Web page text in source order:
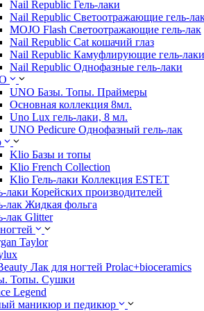
Nail Republic Гель-лаки
Nail Republic Светоотражающие гель-
MOJO Flash Светоотражающие гель-лак
Nail Republic Cat кошачий глаз
Nail Republic Камуфлирующие гель-лаки
Nail Republic Однофазные гель-лаки
UNO Базы. Топы. Праймеры
Основная коллекция 8мл.
Uno Lux гель-лаки, 8 мл.
UNO Pedicure Однофазный гель-лак
Klio Базы и топы
Klio French Collection
Klio Гель-лаки Коллекция ESTET
лаки Корейских производителей
лак Жидкая фольга
лак Glitter
Taylor
Лак для ногтей Prolac+bioceramics
Топы. Сушки
Legend
маникюр и педикюр